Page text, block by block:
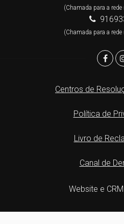
(Chamada para a
(Chamada para a
Centros de
Política de
Livro de
Canal de
Website e